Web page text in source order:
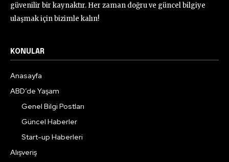
güvenilir bir kaynaktır. Her zaman doğru ve güncel bilgiye
ulaşmak için bizimle kalın!
KONULAR
Anasayfa
ABD’de Yaşam
Genel Bilgi Postları
Güncel Haberler
Start-up Haberleri
Alışveriş